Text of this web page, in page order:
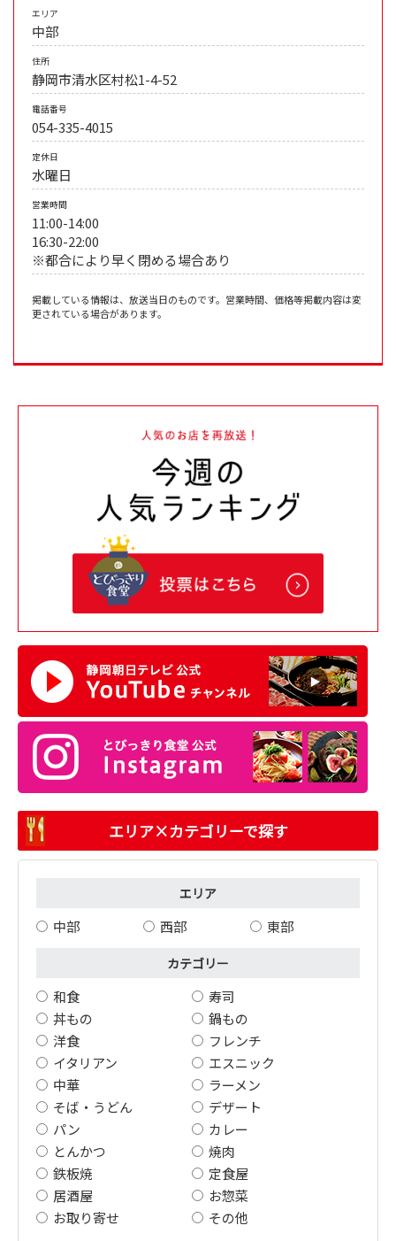
エリア
中部
住所
静岡市清水区村松1-4-52
電話番号
054-335-4015
定休日
水曜日
営業時間
11:00-14:00
16:30-22:00
※都合により早く閉める場合あり
掲載している情報は、放送当日のものです。営業時間、価格等掲載内容は変
更されている場合があります。
エリア×カテゴリーで探す
エリア
中部 西部 東部
カテゴリー
和食
寿司
丼もの
鍋もの
洋食
フレンチ
イタリアン
エスニック
中華
ラーメン
そば・うどん
デザート
パン
カレー
とんかつ
焼肉
鉄板焼
定食屋
居酒屋
お惣菜
お取り寄せ
その他